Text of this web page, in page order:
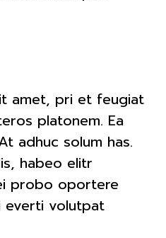
amet, pri et feugiat
platonem. Ea
adhuc solum has.
habeo elitr
probo oportere
everti volutpat